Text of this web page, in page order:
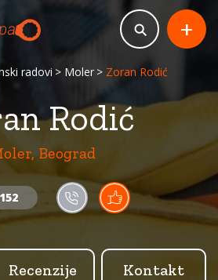
radovi Moler Zoran Rodić
Rodić
Beograd
+
Recenzije Kontakt